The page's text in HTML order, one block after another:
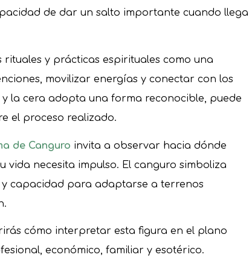
de dar un salto importante cuando llega
rituales y prácticas espirituales como una
movilizar energías y conectar con los
y la cera adopta una forma reconocible, puede
el proceso realizado.
de Canguro invita a observar hacia dónde
vida necesita impulso. El canguro simboliza
capacidad para adaptarse a terrenos
cómo interpretar esta figura en el plano
económico, familiar y esotérico.